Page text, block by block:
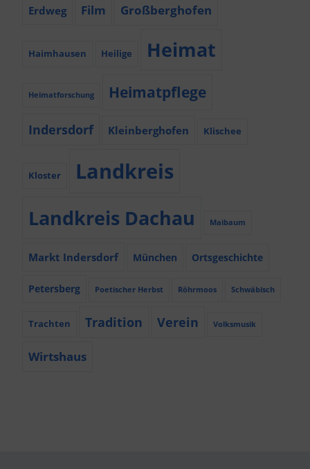
Erdweg Film Großberghofen
Haimhausen Heilige Heimat
Heimatforschung Heimatpflege
Indersdorf Kleinberghofen Klischee
Kloster Landkreis
Landkreis Dachau Maibaum
Markt Indersdorf München Ortsgeschichte
Petersberg Poetischer Herbst Röhrmoos Schwäbisch
Trachten Tradition Verein Volksmusik
Wirtshaus